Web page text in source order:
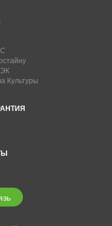
Культуры